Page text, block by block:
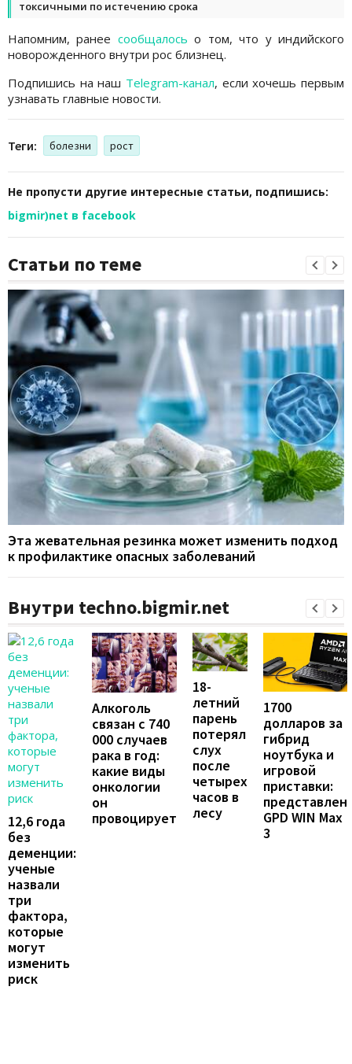
токсичными по истечению срока
Напомним, ранее сообщалосьо том, что у индийского
новорожденного внутри рос близнец.
Подпишись на наш Telegram-канал, если хочешь первым
узнавать главные новости.
Теги: болезни рост
Не пропусти другие интересные статьи, подпишись:
bigmir)net в facebook
Статьи по теме
Эта жевательная резинка может изменить подход
к профилактике опасных заболеваний
Внутри techno.bigmir.net
12,6 года
без
деменции:
ученые
назвали
три
фактора,
которые
могут
изменить
риск
Алкоголь
связан с 740
000 случаев
рака в год:
какие виды
онкологии
он
провоцирует
18-
летний
парень
потерял
слух
после
четырех
часов в
лесу
1700
долларов за
гибрид
ноутбука и
игровой
приставки:
представлен
GPD WIN Max
3